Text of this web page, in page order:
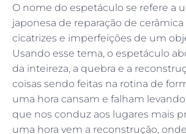
O nome do espetáculo se refere a
japonesa de reparação de cerâmica
cicatrizes e imperfeições de um
Usando esse tema, o espetáculo
da inteireza, a quebra e a
coisas sendo feitas na rotina de
uma hora cansam e falham
que nos conduz aos lugares mais
uma hora vem a reconstrução,